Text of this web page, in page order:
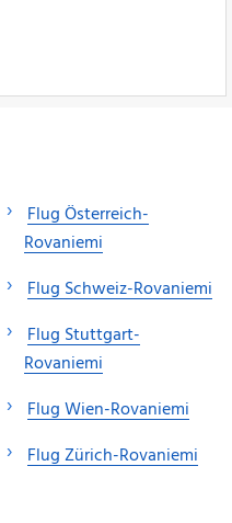
Flug Österreich-
Rovaniemi
Flug Schweiz-Rovaniemi
Flug Stuttgart-
Rovaniemi
Flug Wien-Rovaniemi
Flug Zürich-Rovaniemi